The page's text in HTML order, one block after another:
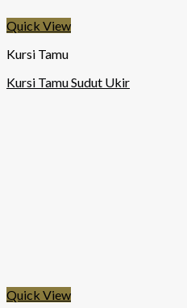
Quick View
Kursi Tamu
Kursi Tamu Sudut Ukir
Quick View